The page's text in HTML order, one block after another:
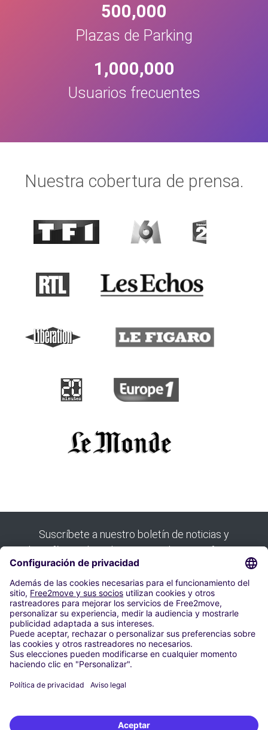
500,000
Plazas de Parking
1,000,000
Usuarios frecuentes
Nuestra cobertura de prensa.
Suscríbete a nuestro boletín de noticias y
benefíciate de todas nuestras buenas ofertas:
Suscribirse